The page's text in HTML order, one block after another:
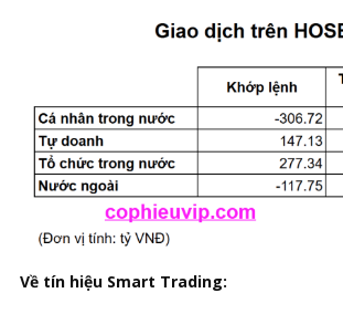
Về tín hiệu Smart Trading: